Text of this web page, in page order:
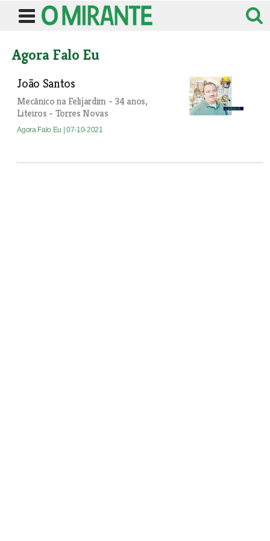
Agora Falo Eu
João Santos
Mecânico na Felijardim - 34 anos,
Liteiros - Torres Novas
Agora Falo Eu | 07-10-2021